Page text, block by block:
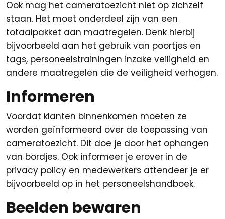
Ook mag het cameratoezicht niet op zichzelf
staan. Het moet onderdeel zijn van een
totaalpakket aan maatregelen. Denk hierbij
bijvoorbeeld aan het gebruik van poortjes en
tags, personeelstrainingen inzake veiligheid en
andere maatregelen die de veiligheid verhogen.
Informeren
Voordat klanten binnenkomen moeten ze
worden geïnformeerd over de toepassing van
cameratoezicht. Dit doe je door het ophangen
van bordjes. Ook informeer je erover in de
privacy policy en medewerkers attendeer je er
bijvoorbeeld op in het personeelshandboek.
Beelden bewaren